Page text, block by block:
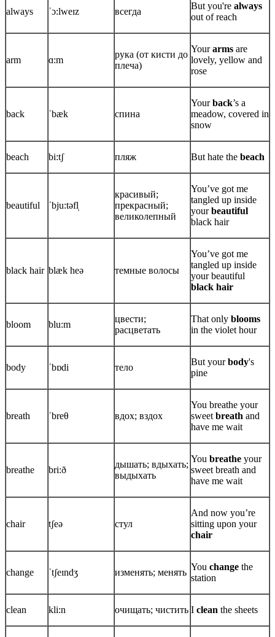
always ˈɔ:lweɪz всегда
But you're always
out of reach
arm ɑ:m
рука (от кисти до
плеча)
Yourarms are
lovely, yellow and
rose
back ˈbæk спина
Yourback’s a
meadow, covered in
snow
beach bi:tʃ пляж But hate the beach
beautiful ˈbju:təfl̩
красивый;
прекрасный;
великолепный
You’ve got me
tangled up inside
yourbeautiful
black hair
black hair blæk heə темные волосы
You’ve got me
tangled up inside
your beautiful
black hair
bloom blu:m
цвести;
расцветать
That only blooms
in the violet hour
body ˈbɒdi тело
But yourbody's
pine
breath ˈbreθ вдох; вздох
You breathe your
sweet breath and
have me wait
breathe bri:ð
дышать; вдыхать;
выдыхать
You breathe your
sweet breath and
have me wait
chair tʃeə стул
And now you’re
sitting upon your
chair
change ˈtʃeɪndʒ изменять; менять
You change the
station
clean kli:n очищать; чистить I clean the sheets